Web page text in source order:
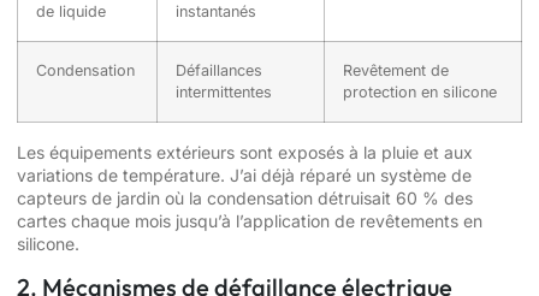
de liquide
instantanés
Condensation
Défaillances
intermittentes
Revêtement de
protection en silicone
Les équipements extérieurs sont exposés à la pluie et aux
variations de température. J’ai déjà réparé un système de
capteurs de jardin où la condensation détruisait 60 % des
cartes chaque mois jusqu’à l’application de revêtements en
silicone.
2. Mécanismes de défaillance électrique